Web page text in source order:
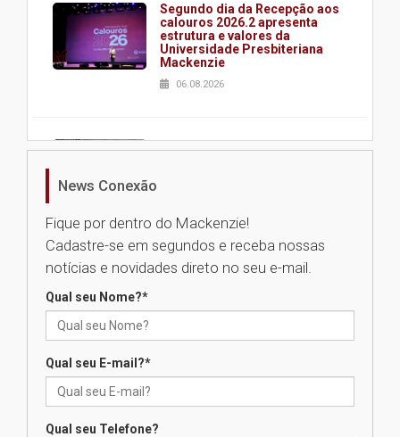
Segundo dia da Recepção aos
calouros 2026.2 apresenta
estrutura e valores da
Universidade Presbiteriana
Mackenzie
06.08.2026
Nova apresentação do Centro
Universidade Mackenzie
realizará nova edição da Feira
das novas tecnologias em
News Conexão
Fique por dentro do Mackenzie!
Cadastre-se em segundos e receba nossas
notícias e novidades direto no seu e-mail.
Qual seu Nome?*
Qual seu E-mail?*
Qual seu Telefone?